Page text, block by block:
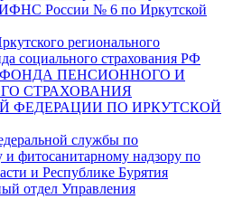
России № 6 по Иркутской
регионального
социального страхования РФ
ПЕНСИОННОГО И
СТРАХОВАНИЯ
ФЕДЕРАЦИИ ПО ИРКУТСКОЙ
службы по
и фитосанитарному надзору по
и Республике Бурятия
отдел Управления